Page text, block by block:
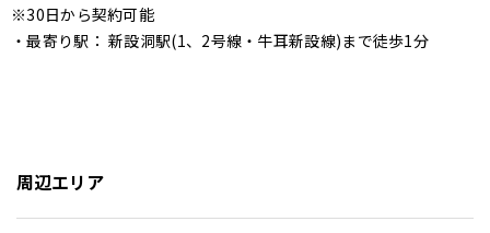
※30日から契約可能
・最寄り駅： 新設洞駅(1、2号線・牛耳新設線)まで徒歩1分
周辺エリア